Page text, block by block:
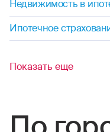
8 (495) 926-99-77
0530
24/7, бесплатно с мобильного
(Билайн, МТС, МегаФон и t2)